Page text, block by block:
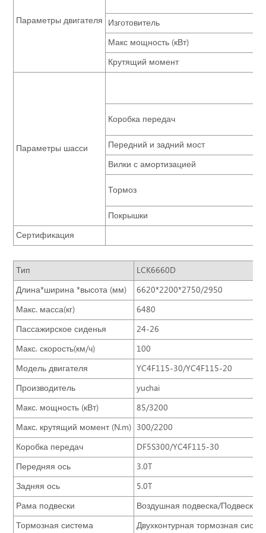
Параметры двигателя
Изготовитель
Макс мощность (кВт)
Крутящий момент
Параметры шасси
Коробка передач
Передний и задний мост
Вилки с амортизацией
Тормоз
Покрышки
Сертификация
Тип
LCK6660D
Длина*ширина *высота (мм)
6620*2200*2750/2950
Макс. масса(кг)
6480
Пассажирское сиденья
24-26
Макс. скорость(км/ч)
100
Модель двигателя
YC4F115-30/YC4F115-20
Производитель
yuchai
Макс. мощность (кВт)
85/3200
Макс. крутящий момент (N.m) 300/2200
Коробка передач
DF5S300/YC4F115-30
Передняя ось
3.0T
Задняя ось
5.0T
Рама подвески
Воздушная подвеска/Подвеска
Тормозная система
Двухконтурная тормозная